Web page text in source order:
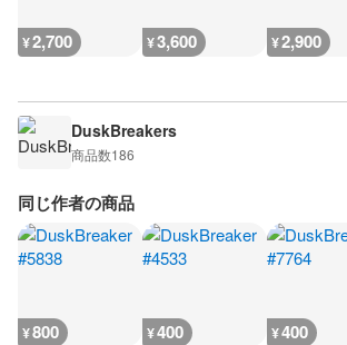
¥2,700 ¥3,600 ¥2,900
DuskBreakers
商品数186
同じ作者の商品
¥800 ¥400 ¥400